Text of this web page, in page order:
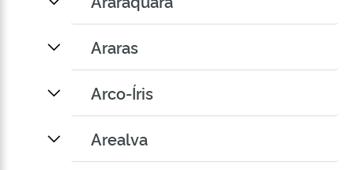
Araras
Arco-Íris
Arealva